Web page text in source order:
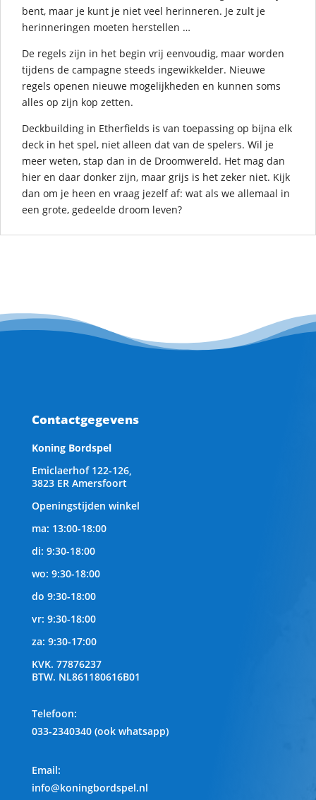
bent, maar je kunt je niet veel herinneren. Je zult je
herinneringen moeten herstellen …
De regels zijn in het begin vrij eenvoudig, maar worden
tijdens de campagne steeds ingewikkelder. Nieuwe
regels openen nieuwe mogelijkheden en kunnen soms
alles op zijn kop zetten.
Deckbuilding in Etherfields is van toepassing op bijna elk
deck in het spel, niet alleen dat van de spelers. Wil je
meer weten, stap dan in de Droomwereld. Het mag dan
hier en daar donker zijn, maar grijs is het zeker niet. Kijk
dan om je heen en vraag jezelf af: wat als we allemaal in
een grote, gedeelde droom leven?
Contactgegevens
Koning Bordspel
Emiclaerhof 122-126,
3823 ER Amersfoort
Openingstijden winkel
ma: 13:00-18:00
di: 9:30-18:00
wo: 9:30-18:00
do 9:30-18:00
vr: 9:30-18:00
za: 9:30-17:00
KVK. 77876237
BTW. NL861180616B01
Telefoon:
033-2340340 (ook whatsapp)
Email:
info@koningbordspel.nl